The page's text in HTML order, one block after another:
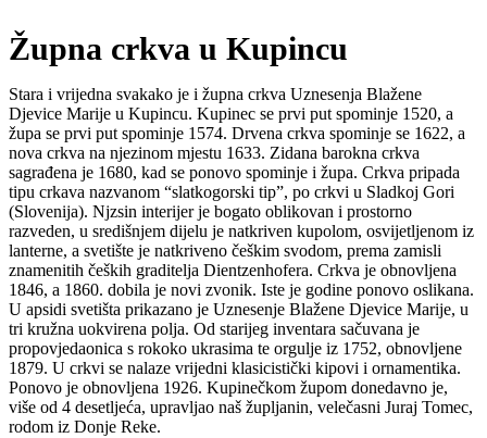
Župna crkva u Kupincu
Stara i vrijedna svakako je i župna crkva Uznesenja Blažene
Djevice Marije u Kupincu. Kupinec se prvi put spominje 1520, a
župa se prvi put spominje 1574. Drvena crkva spominje se 1622, a
nova crkva na njezinom mjestu 1633. Zidana barokna crkva
sagrađena je 1680, kad se ponovo spominje i župa. Crkva pripada
tipu crkava nazvanom “slatkogorski tip”, po crkvi u Sladkoj Gori
(Slovenija). Njzsin interijer je bogato oblikovan i prostorno
razveden, u središnjem dijelu je natkriven kupolom, osvijetljenom iz
lanterne, a svetište je natkriveno češkim svodom, prema zamisli
znamenitih čeških graditelja Dientzenhofera. Crkva je obnovljena
1846, a 1860. dobila je novi zvonik. Iste je godine ponovo oslikana.
U apsidi svetišta prikazano je Uznesenje Blažene Djevice Marije, u
tri kružna uokvirena polja. Od starijeg inventara sačuvana je
propovjedaonica s rokoko ukrasima te orgulje iz 1752, obnovljene
1879. U crkvi se nalaze vrijedni klasicistički kipovi i ornamentika.
Ponovo je obnovljena 1926. Kupinečkom župom donedavno je,
više od 4 desetljeća, upravljao naš župljanin, velečasni Juraj Tomec,
rodom iz Donje Reke.